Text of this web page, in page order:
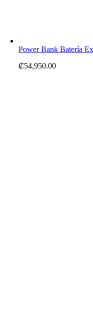
Power Bank Batería
₡54,950.00